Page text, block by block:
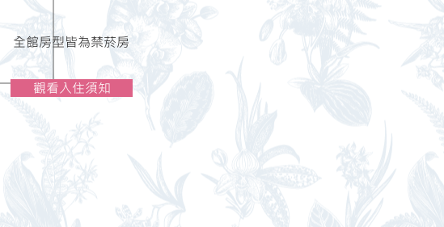
全館房型皆為禁菸房
觀看入住須知